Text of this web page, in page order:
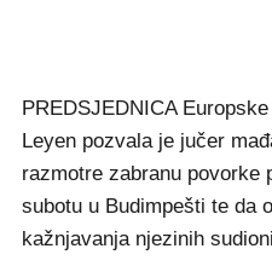
PREDSJEDNICA
Leyen pozvala je jučer
razmotre zabranu povorke
subotu u Budimpešti te da
kažnjavanja njezinih